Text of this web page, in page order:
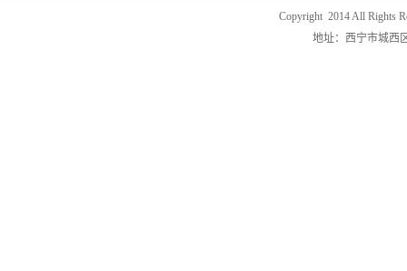
Copyright 2014 All Rights
地址：西宁市城西